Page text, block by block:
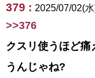
379 : 2025/07/02(
>>376
クスリ使うほど
うんじゃね?